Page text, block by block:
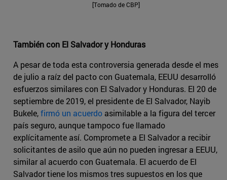
[Tomado de CBP]
También con El Salvador y Honduras
A pesar de toda esta controversia generada desde el mes
de julio a raíz del pacto con Guatemala, EEUU desarrolló
esfuerzos similares con El Salvador y Honduras. El 20 de
septiembre de 2019, el presidente de El Salvador, Nayib
Bukele,firmó un acuerdo asimilable a la figura del tercer
país seguro, aunque tampoco fue llamado
explícitamente así. Compromete a El Salvador a recibir
solicitantes de asilo que aún no pueden ingresar a EEUU,
similar al acuerdo con Guatemala. El acuerdo de El
Salvador tiene los mismos tres supuestos en los que